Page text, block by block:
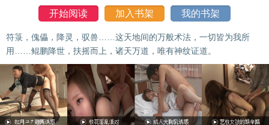
开始阅读 加入书架 我的书架
符箓，傀儡，降灵，驭兽……这天地间的万般术法，一切皆为我所
用……鲲鹏降世，扶摇而上，诸天万道，唯有神纹证道。